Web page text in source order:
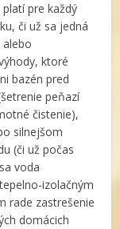
pre každý
či už sa jedná
ktoré
bazén pred
peňazí
čistenie),
silnejšom
(či už počas
voda
izolačným
rade zastrešenie
domácich